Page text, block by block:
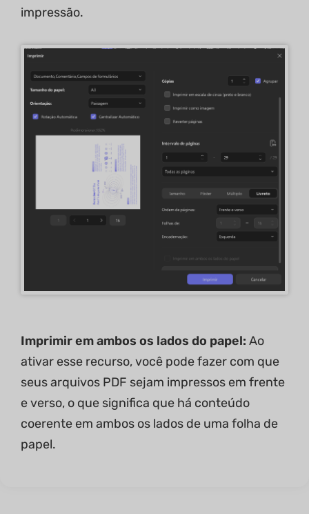
impressão.
Imprimir em ambos os lados do papel: Ao
ativar esse recurso, você pode fazer com que
seus arquivos PDF sejam impressos em frente
e verso, o que significa que há conteúdo
coerente em ambos os lados de uma folha de
papel.